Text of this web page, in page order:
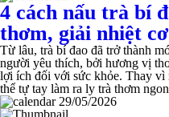
4 cách nấu trà bí
thơm, giải nhiệt
Từ lâu, trà bí đao đã trở thành
người yêu thích, bởi hương vị
lợi ích đối với sức khỏe. Thay vì
thể tự tay làm ra ly trà thơm
29/05/2026